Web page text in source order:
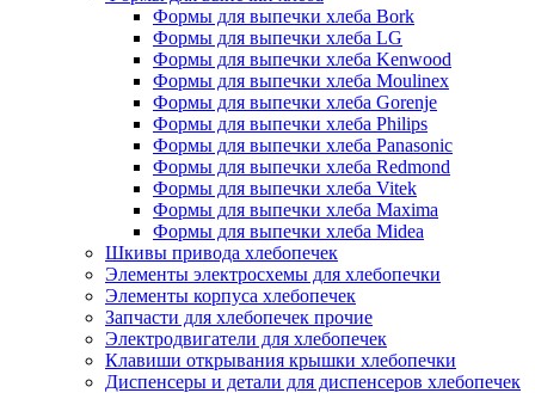
Формы для выпечки хлеба Bork
Формы для выпечки хлеба LG
Формы для выпечки хлеба Kenwood
Формы для выпечки хлеба Moulinex
Формы для выпечки хлеба Gorenje
Формы для выпечки хлеба Philips
Формы для выпечки хлеба Panasonic
Формы для выпечки хлеба Redmond
Формы для выпечки хлеба Vitek
Формы для выпечки хлеба Maxima
Формы для выпечки хлеба Midea
Шкивы привода хлебопечек
Элементы электросхемы для хлебопечки
Элементы корпуса хлебопечек
Запчасти для хлебопечек прочие
Электродвигатели для хлебопечек
Клавиши открывания крышки хлебопечки
Диспенсеры и детали для диспенсеров хлебопечек